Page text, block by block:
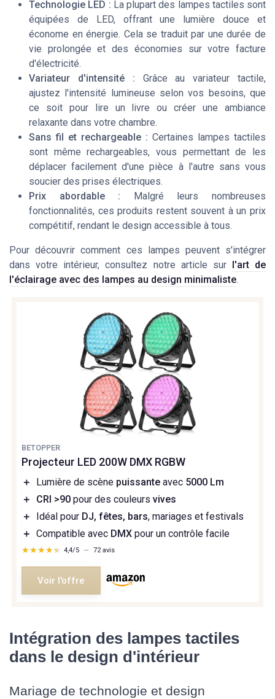
Technologie LED : La plupart des lampes tactiles sont
équipées de LED, offrant une lumière douce et
économe en énergie. Cela se traduit par une durée de
vie prolongée et des économies sur votre facture
d'électricité.
Variateur d'intensité : Grâce au variateur tactile,
ajustez l'intensité lumineuse selon vos besoins, que
ce soit pour lire un livre ou créer une ambiance
relaxante dans votre chambre.
Sans fil et rechargeable : Certaines lampes tactiles
sont même rechargeables, vous permettant de les
déplacer facilement d'une pièce à l'autre sans vous
soucier des prises électriques.
Prix abordable : Malgré leurs nombreuses
fonctionnalités, ces produits restent souvent à un prix
compétitif, rendant le design accessible à tous.
Pour découvrir comment ces lampes peuvent s'intégrer
dans votre intérieur, consultez notre article sur l'art de
l'éclairage avec des lampes au design minimaliste.
BETOPPER
Projecteur LED 200W DMX RGBW
＋ Lumière de scène puissante avec 5000 Lm
＋
CRI >90 pour des couleurs vives
＋
Idéal pour DJ, fêtes, bars, mariages et festivals
＋ Compatible avec DMX pour un contrôle facile
★★★★★
★★★★★ 4,4/5 — 72 avis
Voir l'offre
Intégration des lampes tactiles
dans le design d'intérieur
Mariage de technologie et design